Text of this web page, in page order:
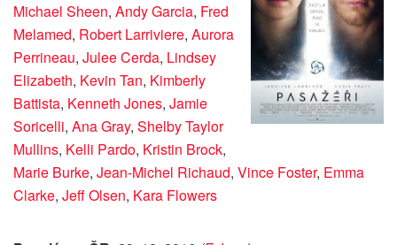
Michael Sheen, Andy Garcia, Fred
Melamed, Robert Larriviere, Aurora
Perrineau, Julee Cerda, Lindsey
Elizabeth, Kevin Tan, Kimberly
Battista, Kenneth Jones, Jamie
Soricelli, Ana Gray, Shelby Taylor
Mullins, Kelli Pardo, Kristin Brock,
Marie Burke, Jean-Michel Richaud, Vince Foster, Emma
Clarke, Jeff Olsen, Kara Flowers